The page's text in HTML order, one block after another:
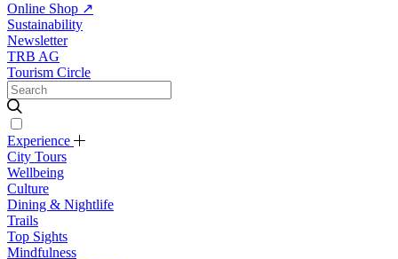
Online Shop ↗
Sustainability
Newsletter
TRB AG
Tourism Circle
Experience
City Tours
Wellbeing
Culture
Dining & Nightlife
Trails
Top Sights
Mindfulness